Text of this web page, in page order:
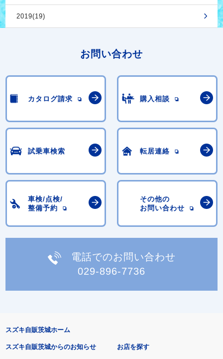
2019(19)
お問い合わせ
カタログ請求 購入相談
試乗車検索 転居連絡
車検/点検/
整備予約
その他の
お問い合わせ
電話でのお問い合わせ
029-896-7736
スズキ自販茨城ホーム
スズキ自販茨城からのお知らせ お店を探す